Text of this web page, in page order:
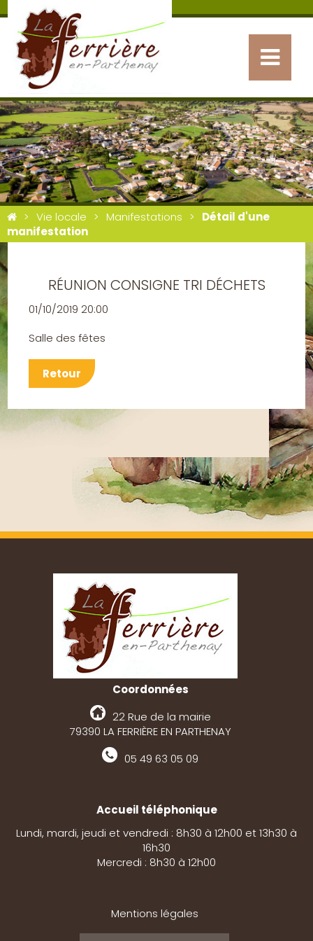
Vie locale Manifestations
Détail d'une
manifestation
RÉUNION CONSIGNE TRI DÉCHETS
01/10/2019 20:00
Salle des fêtes
Retour
Coordonnées
22 Rue de la mairie
79390 LA FERRIÈRE EN PARTHENAY
05 49 63 05 09
Accueil téléphonique
Lundi, mardi, jeudi et vendredi : 8h30 à 12h00 et 13h30 à
16h30
Mercredi : 8h30 à 12h00
Mentions légales